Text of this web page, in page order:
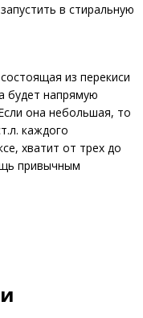
в стиральную
из перекиси
будет напрямую
она небольшая, то
каждого
хватит от трех до
привычным